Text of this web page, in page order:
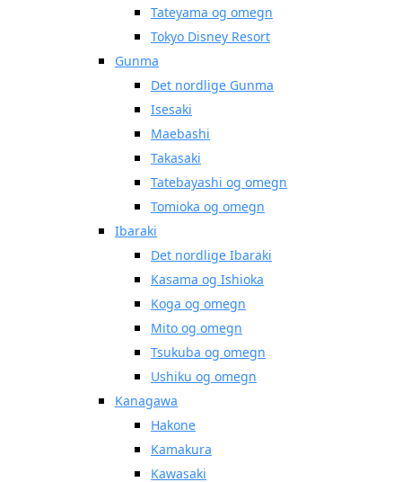
Tateyama og omegn
Tokyo Disney Resort
Gunma
Det nordlige Gunma
Isesaki
Maebashi
Takasaki
Tatebayashi og omegn
Tomioka og omegn
Ibaraki
Det nordlige Ibaraki
Kasama og Ishioka
Koga og omegn
Mito og omegn
Tsukuba og omegn
Ushiku og omegn
Kanagawa
Hakone
Kamakura
Kawasaki